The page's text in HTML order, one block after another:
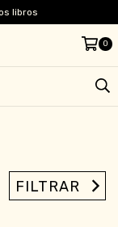
libros
0
FILTRAR